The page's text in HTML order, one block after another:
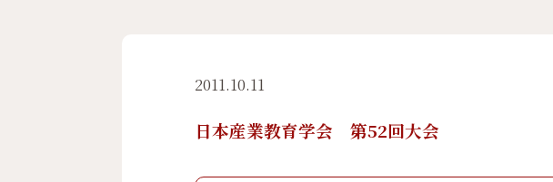
2011.10.11
日本産業教育学会 第52回大会